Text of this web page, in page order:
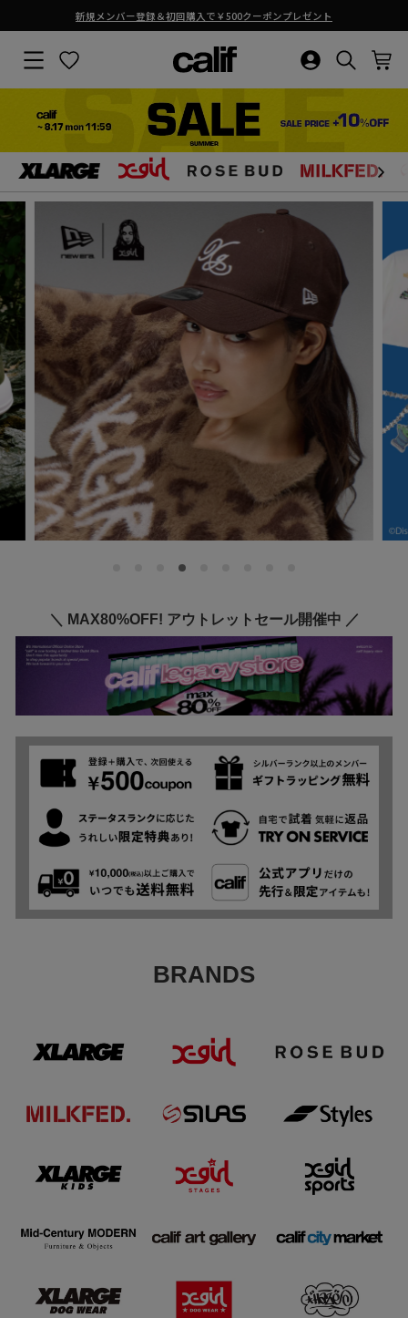
テ
ン
ツ
キ
プ
す
る
ス
ラ
イ
ョ
ー
を
め
る
熊本地震の影響による商品お届けについて
サイトナビゲーション
お気に入り
calif（カ
リ
フ）
公
サ
イ
ト
ログイン・新
検索結果
＼ MAX80%OFF! アウトレットセール開催中 ／
BRANDS